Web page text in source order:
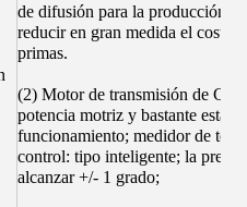
de difusión para la producción,
reducir en gran medida el coste
primas.
(2) Motor de transmisión de CA,
potencia motriz y bastante
funcionamiento; medidor de
control: tipo inteligente; la
alcanzar +/- 1 grado;